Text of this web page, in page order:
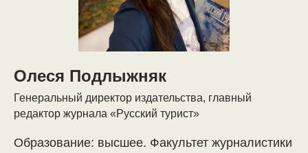
Олеся Подлыжняк
Генеральный директор издательства, главный
редактор журнала «Русский турист»
Образование: высшее. Факультет журналистики